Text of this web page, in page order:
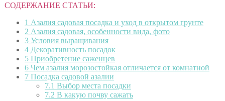
СОДЕРЖАНИЕ СТАТЬИ:
1 Азалия садовая посадка и уход в открытом грунте
2 Азалия садовая, особенности вида, фото
3 Условия выращивания
4 Декоративность посадок
5 Приобретение саженцев
6 Чем азалия морозостойкая отличается от комнатной
7 Посадка садовой азалии
7.1 Выбор места посадки
7.2 В какую почву сажать